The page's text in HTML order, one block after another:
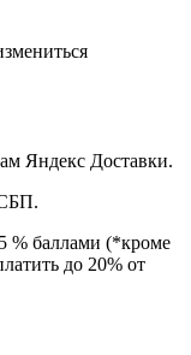
Яндекс Доставки.
% баллами (*кроме
до 20% от